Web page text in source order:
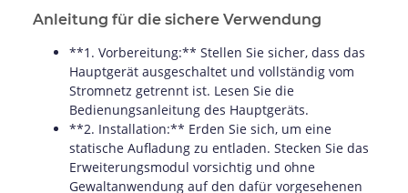
Anleitung für die sichere Verwendung
**1. Vorbereitung:** Stellen Sie sicher, dass das
Hauptgerät ausgeschaltet und vollständig vom
Stromnetz getrennt ist. Lesen Sie die
Bedienungsanleitung des Hauptgeräts.
**2. Installation:** Erden Sie sich, um eine
statische Aufladung zu entladen. Stecken Sie das
Erweiterungsmodul vorsichtig und ohne
Gewaltanwendung auf den dafür vorgesehenen